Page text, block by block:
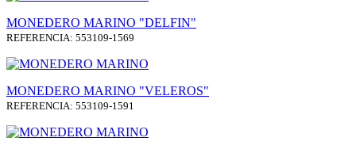
MONEDERO MARINO "DELFIN"
REFERENCIA: 553109-1569
MONEDERO MARINO "VELEROS"
REFERENCIA: 553109-1591